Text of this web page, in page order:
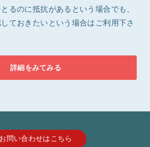
るのに抵抗があるという場合でも、
ておきたいという場合はご利用下さ
詳細をみてみる
お問い合わせはこちら